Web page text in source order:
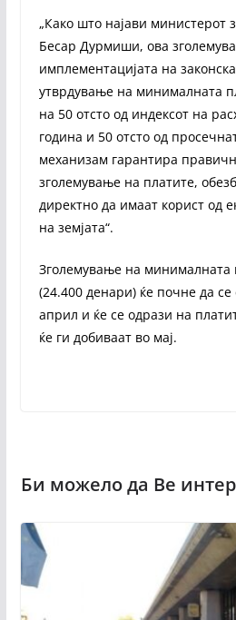
„Како што најави министерот
Бесар Дурмиши, ова
имплементацијата на
утврдување на минималната
на 50 отсто од индексот на
година и 50 отсто од
механизам гарантира
зголемување на платите,
директно да имаат корист од
на земјата“.
Зголемување на минималната
(24.400 денари) ќе почне да се
април и ќе се одрази на
ќе ги добиваат во мај.